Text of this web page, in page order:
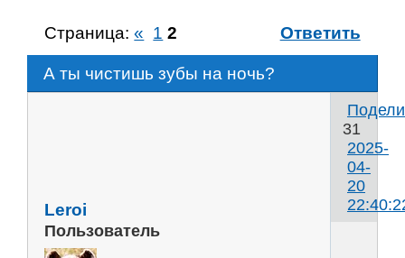
А ты чистишь зубы на ночь?
Страница:« 1 2 Ответить
31
2025-
04-
20
Leroi
Пользователь